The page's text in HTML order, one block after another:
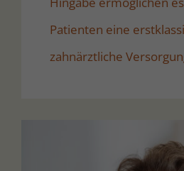
Patienten eine
zahnärztliche